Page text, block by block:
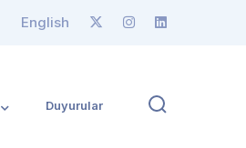
English
Duyurular